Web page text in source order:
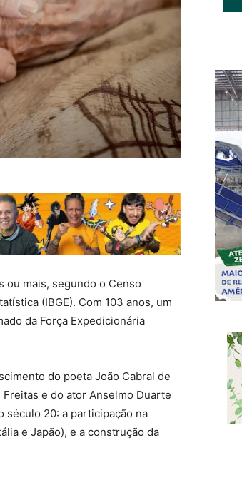
ou mais, segundo o Censo
(IBGE). Com 103 anos, um
da Força Expedicionária
do poeta João Cabral de
e do ator Anselmo Duarte
século 20: a participação na
e Japão), e a construção da